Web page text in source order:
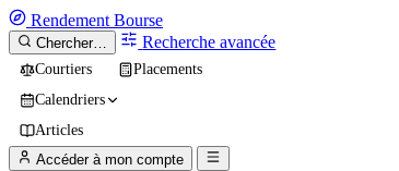
Rendement Bourse
Chercher… Recherche avancée
Courtiers
Placements
Calendriers
Articles
Accéder à mon compte